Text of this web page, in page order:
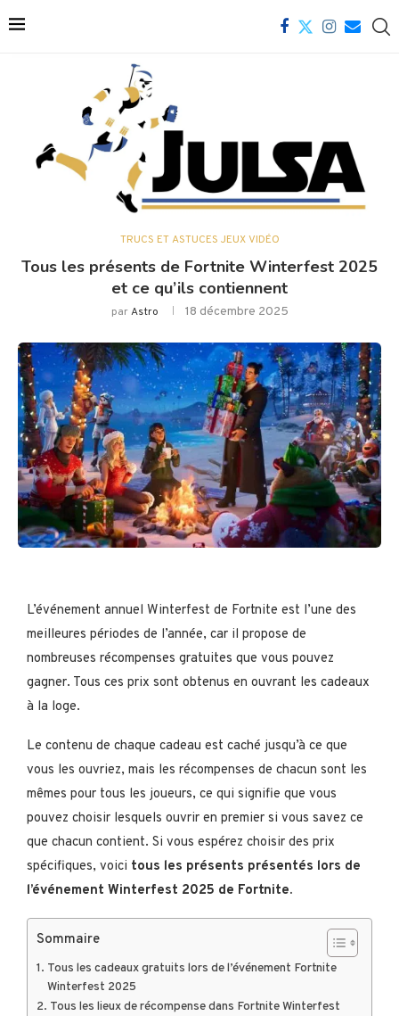
TRUCS ET ASTUCES JEUX VIDÉO
Tous les présents de Fortnite Winterfest 2025
et ce qu’ils contiennent
parAstro 18 décembre 2025
L’événement annuel Winterfest de Fortnite est l’une des
meilleures périodes de l’année, car il propose de
nombreuses récompenses gratuites que vous pouvez
gagner. Tous ces prix sont obtenus en ouvrant les cadeaux
à la loge.
Le contenu de chaque cadeau est caché jusqu’à ce que
vous les ouvriez, mais les récompenses de chacun sont les
mêmes pour tous les joueurs, ce qui signifie que vous
pouvez choisir lesquels ouvrir en premier si vous savez ce
que chacun contient. Si vous espérez choisir des prix
spécifiques, voici tous les présents présentés lors de
l’événement Winterfest 2025 de Fortnite.
Sommaire
Tous les cadeaux gratuits lors de l’événement Fortnite
Winterfest 2025
Tous les lieux de récompense dans Fortnite Winterfest